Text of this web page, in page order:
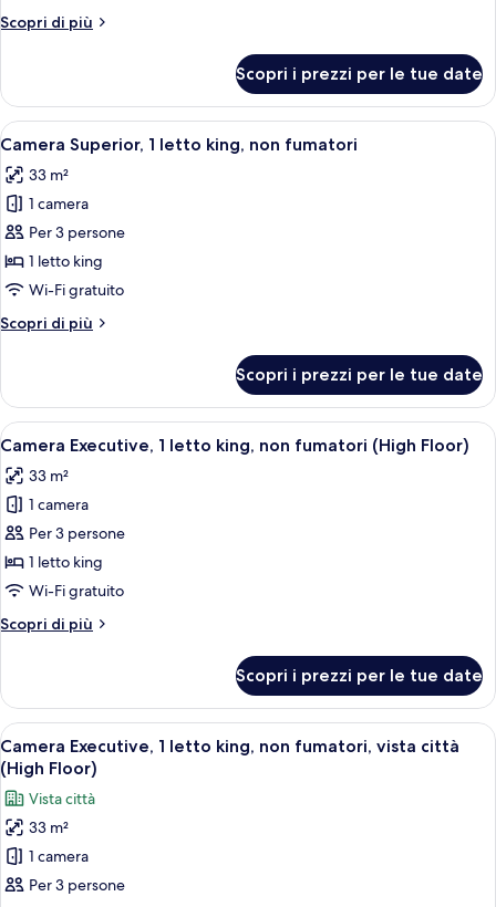
letti
fumatori
Scopri di più
Altri
Superior,
letti
matrimoniali,
non
fumatori
Scopri i prezzi per le tue date
Apri
tutte
le
foto
per
Camera
Superior,
letto
fumatori
Camera d'albergo con un letto
4
Camera Superior, 1 letto king, non fumatori
33 m²
1 camera
Per 3 persone
1 letto king
Wi-Fi gratuito
Scopri di più
Altri
Superior,
letto
non
fumatori
Scopri i prezzi per le tue date
Apri
tutte
le
foto
per
Camera
Executive,
letto
fumatori
(High
Floor)
Camera d'albergo con un letto
6
Camera Executive, 1 letto king, non fumatori (High Floor)
33 m²
1 camera
Per 3 persone
1 letto king
Wi-Fi gratuito
Scopri di più
Altri
Executive,
letto
king,
non
fumatori
(High
Floor)
Scopri i prezzi per le tue date
Apri
tutte
le
foto
per
Camera
Executive,
Camera d'albergo con un letto
5
Camera Executive, 1 letto king, non fumatori, vista città
(High Floor)
Vista città
33 m²
1 camera
Per 3 persone